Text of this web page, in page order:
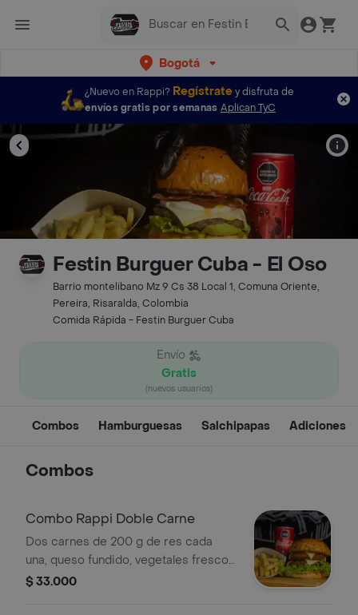
Bogotá
¿Nuevo en Rappi? Regístratey disfruta de
envíos gratis por semanas Aplican TyC
Festin Burguer Cuba - El Oso
Barrio montelibano Mz 9 Cs 38 Local 1, Comuna Oriente,
Pereira, Risaralda, Colombia
Comida Rápida - Festin Burguer Cuba
Envío
Gratis
(nuevos usuarios)
Combos Hamburguesas Salchipapas Adiciones
Combos
Combo Rappi Doble Carne
Dos carnes de 200 g de res cada
una, queso fundido, vegetales frescos
y pan suave, acompañados de papas
$ 33.000